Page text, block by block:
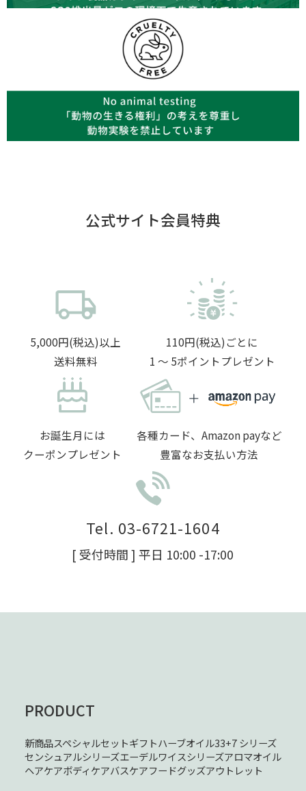
公式サイト会員特典
5,000円(税込)以上
送料無料
110円(税込)ごとに
1 〜 5ポイントプレゼント
お誕生月には
クーポンプレゼント
各種カード、Amazon payなど
豊富なお支払い方法
Tel. 03-6721-1604
[ 受付時間 ] 平日 10:00 -17:00
PRODUCT
新商品スペシャルセットギフトハーブオイル33+7 シリーズ
センシュアルシリーズエーデルワイスシリーズアロマオイル
ヘアケアボディケアバスケアフードグッズアウトレット